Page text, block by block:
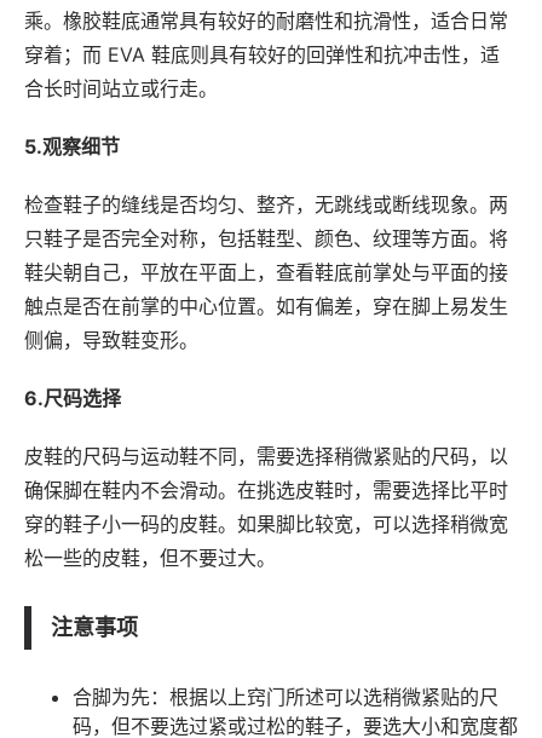
乘。橡胶鞋底通常具有较好的耐磨性和抗滑性，适合日常
穿着；而 EVA 鞋底则具有较好的回弹性和抗冲击性，适
合长时间站立或行走。
5.观察细节
检查鞋子的缝线是否均匀、整齐，无跳线或断线现象。两
只鞋子是否完全对称，包括鞋型、颜色、纹理等方面。将
鞋尖朝自己，平放在平面上，查看鞋底前掌处与平面的接
触点是否在前掌的中心位置。如有偏差，穿在脚上易发生
侧偏，导致鞋变形。
6.尺码选择
皮鞋的尺码与运动鞋不同，需要选择稍微紧贴的尺码，以
确保脚在鞋内不会滑动。在挑选皮鞋时，需要选择比平时
穿的鞋子小一码的皮鞋。如果脚比较宽，可以选择稍微宽
松一些的皮鞋，但不要过大。
注意事项
合脚为先：根据以上窍门所述可以选稍微紧贴的尺
码，但不要选过紧或过松的鞋子，要选大小和宽度都